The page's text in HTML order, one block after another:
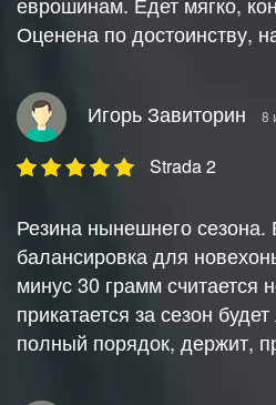
Оценена по достоинству,
Игорь Завиторин 8
Strada 2
Резина нынешнего сезона.
балансировка для
минус 30 грамм считается
прикатается за сезон
полный порядок, держит,